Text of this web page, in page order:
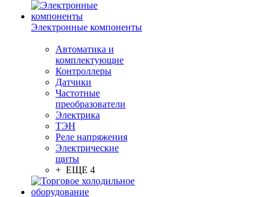
Электронные компоненты
Автоматика и
комплектующие
Контроллеры
Датчики
Частотные
преобразователи
Электрика
ТЭН
Реле напряжения
Электрические
щиты
+ ЕЩЕ 4